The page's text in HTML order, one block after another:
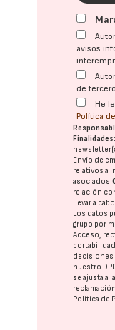
avisos
de
He
Política
Finalidades:
Envío de
relativos a
asociados.
relación
llevar a
Los datos
grupo por
Acceso,
decisiones
nuestro
se ajusta a
Política de